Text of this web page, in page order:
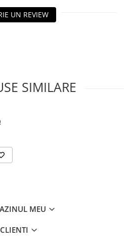
UN REVIEW
SIMILARE
MEU
CLIENTI